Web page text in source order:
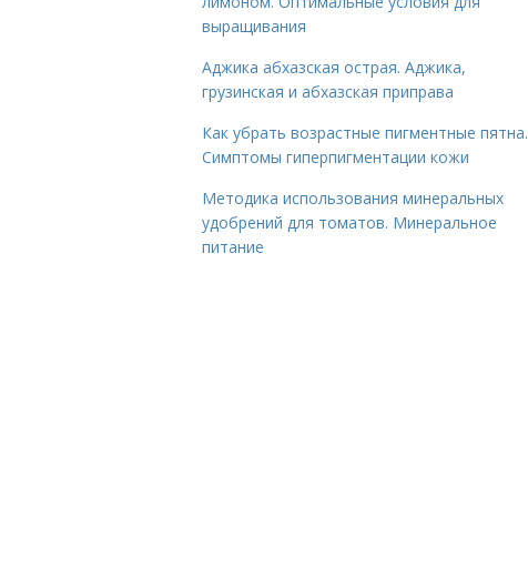
выращивания
Аджика абхазская острая. Аджика,
грузинская и абхазская приправа
Как убрать возрастные пигментные пятна.
Симптомы гиперпигментации кожи
Методика использования минеральных
удобрений для томатов. Минеральное
питание